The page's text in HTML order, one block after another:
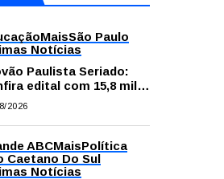
MaisSão Paulo
Notícias
Paulista Seriado:
edital com 15,8 mil
para ensino superior
2026
ABCMaisPolítica
Caetano Do Sul
Notícias